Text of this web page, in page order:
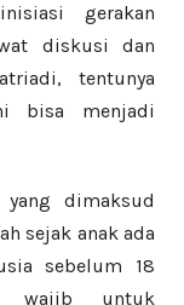
gerakan
diskusi dan
tentunya
bisa menjadi
yang dimaksud
sejak anak ada
sebelum 18
wajib untuk